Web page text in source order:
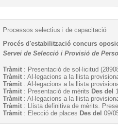
Processos selectius i de capacitació
Procés d'estabilització concurs
Servei de Selecció i Provisió de
Tràmit : Presentació de sol·licitud
Tràmit : Al·legacions a la llista
Tràmit : Al·legacions a la llista
Tràmit : Presentació de mèrits Des del
Tràmit : Al·legacions a la llista
Tràmit : Llista definitiva de mèrits.
Tràmit : Elecció de places Des del 09/